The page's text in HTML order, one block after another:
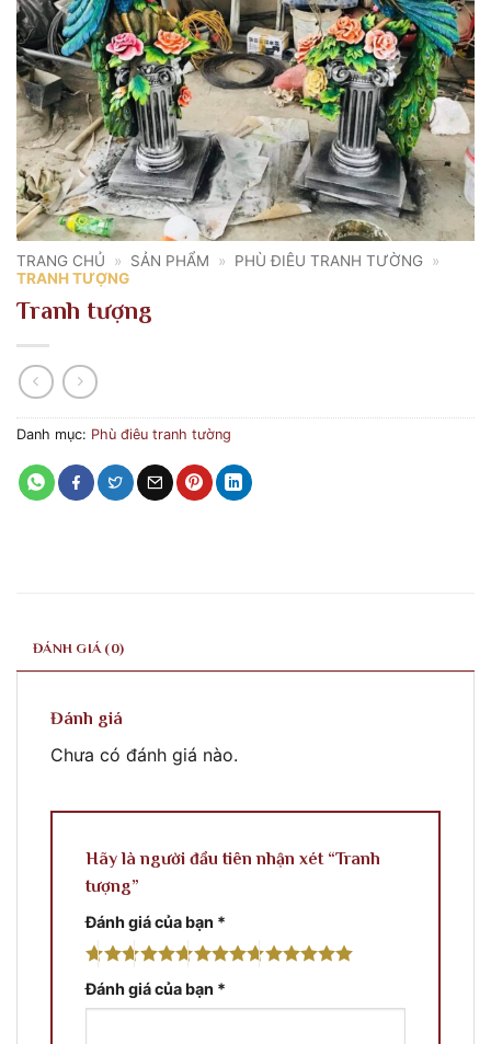
TRANG CHỦ » SẢN PHẨM » PHÙ ĐIÊU TRANH TƯỜNG »
TRANH TƯỢNG
Tranh tượng
Danh mục: Phù điêu tranh tường
ĐÁNH GIÁ (0)
Đánh giá
Chưa có đánh giá nào.
Hãy là người đầu tiên nhận xét “Tranh
tượng”
Đánh giá của bạn *
Đánh giá của bạn *